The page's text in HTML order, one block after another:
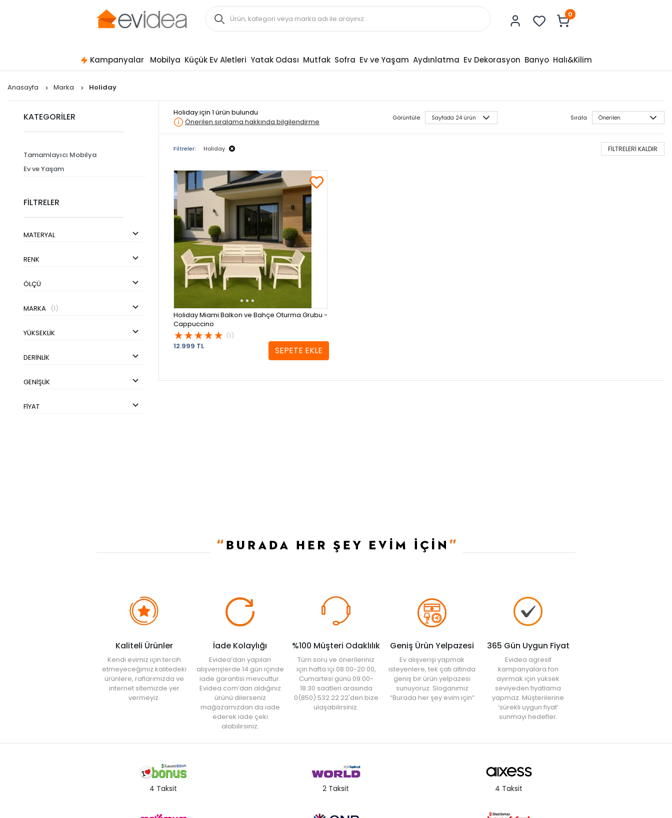
0
Kampanyalar Mobilya Küçük Ev Aletleri Yatak Odası Mutfak Sofra Ev ve Yaşam Aydınlatma Ev Dekorasyon Banyo Halı&Kilim
Anasayfa Marka Holiday
KATEGORİLER
Tamamlayıcı Mobilya
Ev ve Yaşam
FİLTRELER
MATERYAL
RENK
ÖLÇÜ
MARKA (1)
YÜKSEKLIK
DERINLIK
GENIŞLIK
FIYAT
Holidayiçin 1 ürün bulundu
Önerilen sıralama hakkında bilgilendirme
Görüntüle Sırala
Filtreler: Holiday FİLTRELERİ KALDIR
Holiday Miami Balkon ve Bahçe Oturma Grubu -
Cappuccino
(1)
12.999 TL
SEPETE EKLE
Kaliteli Ürünler
Kendi evimiz için tercih
etmeyeceğimiz kalitedeki
ürünlere, raflarımızda ve
internet sitemizde yer
vermeyiz.
İade Kolaylığı
Evidea’dan yapılan
alışverişlerde 14 gün içinde
iade garantisi mevcuttur.
Evidea.com’dan aldığınız
ürünü dilerseniz
mağazamızdan da iade
ederek iade çeki
alabilirsiniz.
%100 Müşteri Odaklılık
Tüm soru ve önerileriniz
için hafta içi 08:00-20:00,
Cumartesi günü 09:00-
18:30 saatleri arasında
0(850) 532 22 22'den bize
ulaşabilirsiniz.
Geniş Ürün Yelpazesi
Ev alışverişi yapmak
isteyenlere, tek çatı altında
geniş bir ürün yelpazesi
sunuyoruz. Sloganımız
“Burada her şey evim için”
365 Gün Uygun Fiyat
Evidea agresif
kampanyalara fon
ayırmak için yüksek
seviyeden fiyatlama
yapmaz. Müşterilerine
‘sürekli uygun fiyat’
sunmayı hedefler.
4 Taksit 2 Taksit 4 Taksit